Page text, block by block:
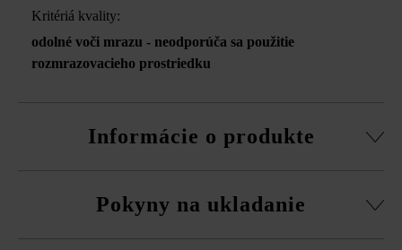
Kritériá kvality:
odolné voči mrazu - neodporúča sa použitie
rozmrazovacieho prostriedku
Informácie o produkte
kamene, súpravy rohových kociek a vrchná doska.
Pokyny na ukladanie